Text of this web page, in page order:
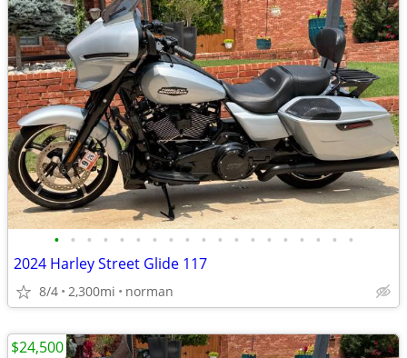
• • • • • • • • • • • • • • • • • • •
2024 Harley Street Glide 117
8/4 2,300mi norman
$24,500